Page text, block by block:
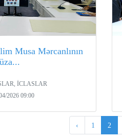
Musa Mərcanlının
İCLASLAR
2026 09:00
‹ 1 2